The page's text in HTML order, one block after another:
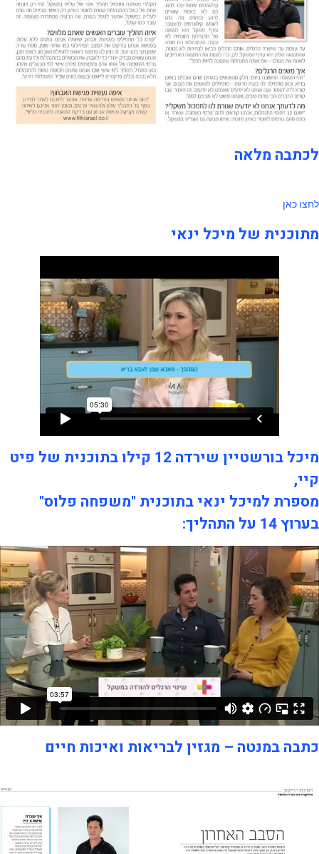
לכתבה מלאה
לחצו כאן
מתוכנית של מיכל ינאי
מיכל בורשטיין שירדה 12 קילו בתוכנית של פיט
קיי,
מספרת למיכל ינאי בתוכנית "משפחה פלוס"
בערוץ 14 על התהליך:​
כתבה במנטה – מגזין לבריאות ואיכות חיים